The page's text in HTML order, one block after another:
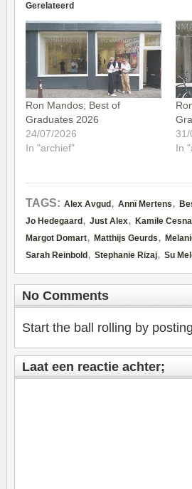
Gerelateerd
Ron Mandos; Best of
Graduates 2026
24/07/2026
In "archief"
31/
In
TAGS: Alex Avgud , Annï Mertens,
Jo Hedegaard , Just Alex, Kamile
Margot Domart, Matthijs Geurds,
Sarah Reinbold , Stephanie Rizaj, Su
No Comments
Start the ball rolling by
Laat een reactie achter;